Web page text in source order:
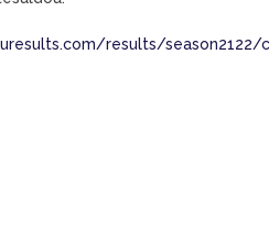
results/season2122/